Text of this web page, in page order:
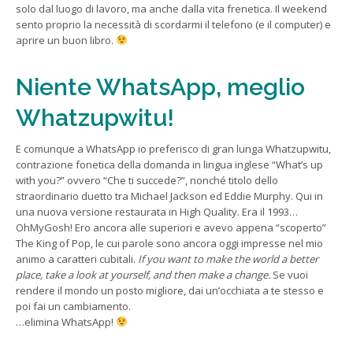
solo dal luogo di lavoro, ma anche dalla vita frenetica. Il weekend
sento proprio la necessità di scordarmi il telefono (e il computer) e
aprire un buon libro.
Niente WhatsApp, meglio
Whatzupwitu!
E comunque a WhatsApp io preferisco di gran lunga Whatzupwitu,
contrazione fonetica della domanda in lingua inglese “What’s up
with you?” ovvero “Che ti succede?”, nonché titolo dello
straordinario duetto tra Michael Jackson ed Eddie Murphy. Qui in
una nuova versione restaurata in High Quality. Era il 1993…
OhMyGosh! Ero ancora alle superiori e avevo appena “scoperto”
The King of Pop, le cui parole sono ancora oggi impresse nel mio
animo a caratteri cubitali. If you want to make the world a better
place, take a look at yourself, and then make a change. Se vuoi
rendere il mondo un posto migliore, dai un’occhiata a te stesso e
poi fai un cambiamento.
…elimina WhatsApp!